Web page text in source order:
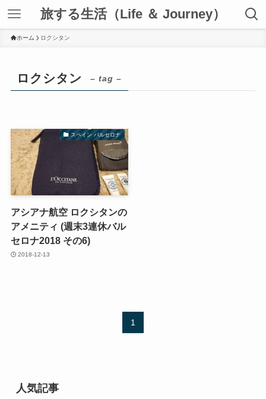
旅する生活（Life ＆ Journey）
ホーム ロクシタン
ロクシタン – tag –
スペイン バルセロナ
アシアナ航空 ロクシタンの
アメニティ (週末3連休バル
セロナ2018 その6)
2018-12-13
1
人気記事